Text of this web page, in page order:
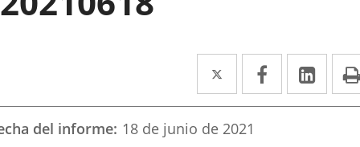
Twitter
Enlace
a
una
Facebook
Enlace
a
a
del informe 18 de junio de 2021